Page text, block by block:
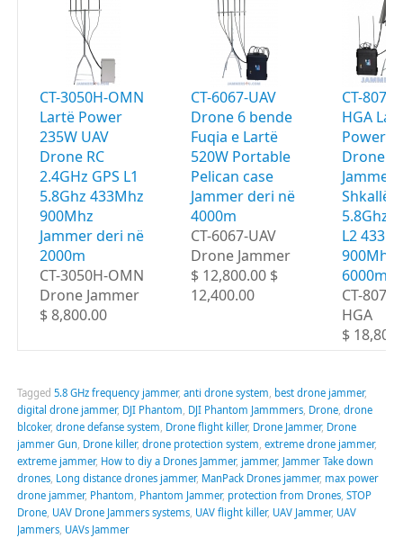
CT-3050H-OMN
Lartë Power
235W UAV
Drone RC
2.4GHz GPS L1
5.8Ghz 433Mhz
900Mhz
Jammer deri në
2000m
CT-3050H-OMN
Drone Jammer
$ 8,800.00
CT-6067-UAV
Drone 6 bende
Fuqia e Lartë
520W Portable
Pelican case
Jammer deri në
4000m
CT-6067-UAV
Drone Jammer
$ 12,800.00 $
12,400.00
CT-
HGA
Power
Drone
Jammer
Shkallë
5.8Ghz
L2
900Mhz
6000m
CT-
HGA
$
Tagged 5.8 GHz frequency jammer, anti drone system best drone jammer,
digital drone jammer, DJI Phantom DJI Phantom Jammmers, Drone, drone
blcoker, drone defanse system Drone flight killer, Drone Jammer, Drone
jammer Gun Drone killer, drone protection system extreme drone jammer,
extreme jammer, How to diy a Drones Jammer, jammer, Jammer Take down
drones, Long distance drones jammer, ManPack Drones jammer, max power
drone jammer, Phantom Phantom Jammer, protection from Drones, STOP
Drone, UAV Drone Jammers systems, UAV flight killer, UAV Jammer, UAV
Jammers, UAVs Jammer